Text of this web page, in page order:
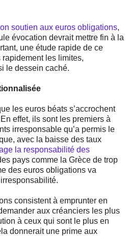
soutien aux euros obligations,
évocation devrait mettre fin à la
une étude rapide de ce
les limites,
le dessein caché.
les euros béats s’accrochent
effet, ils sont les premiers à
irresponsable qu’a permis le
avec la baisse des taux
la responsabilité des
pays comme la Grèce de trop
des euros obligations va
consistent à emprunter en
aux créanciers les plus
à ceux qui sont le plus en
donnerait une prime aux